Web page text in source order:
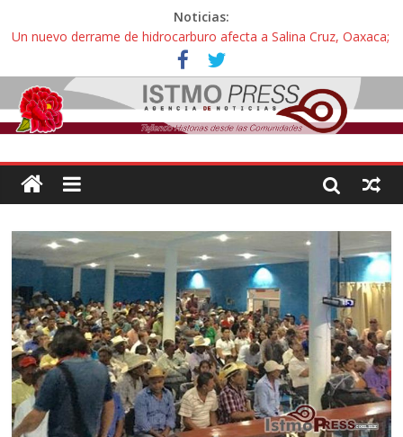
Noticias:
Un nuevo derrame de hidrocarburo afecta a Salina Cruz, Oaxaca;
ahora pescadores de Salinas del Marqués denuncian daños de
Pemex
Ángel, el joven autista expulsado por la Universidad Bienestar de
Ixtepec, Oaxaca vuelve a las aulas tras amparo
Familiares de periodista Alejandro Leyva se reúnen con titular de
intelectuales de su asesinato
Alertan pescadores de Juchitán, Oaxaca de nuevo despojo de su
Pescadores y comuneros ikoots detienen la extracción ilegal de
material pétreo de gravera Oyamel